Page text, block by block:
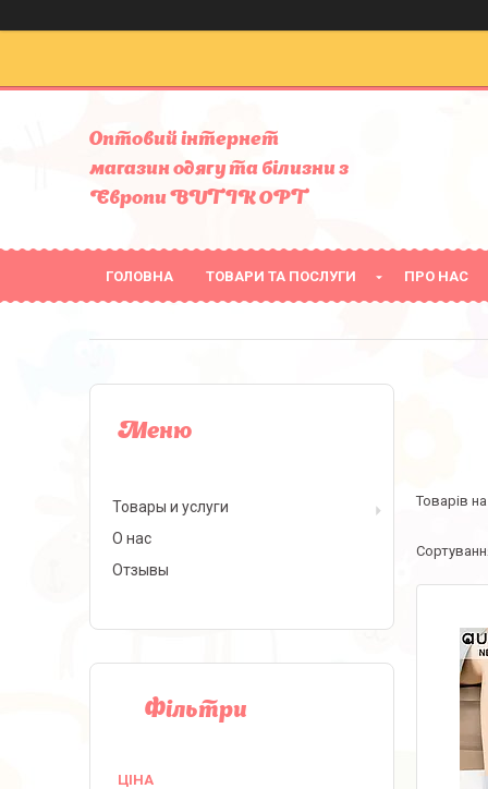
Оптовий інтернет
магазин одягу та білизни з
Європи BUTIK OPT
ГОЛОВНА ТОВАРИ ТА ПОСЛУГИ ПРО НАС
Товары и услуги
О нас
Отзывы
Фільтри
ЦІНА